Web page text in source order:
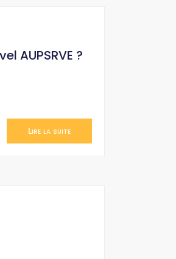
AUPSRVE ?
Lire la suite